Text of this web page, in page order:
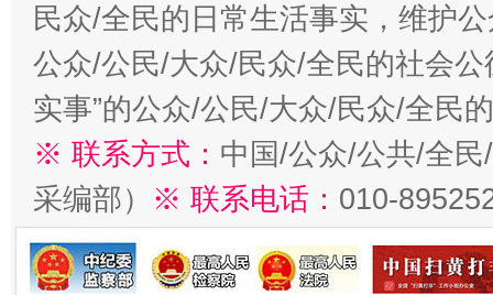
民众/全民的日常生活事实，维护
公众/公民/大众/民众/全民的社会公
实事”的公众/公民/大众/民众/全民
※ 联系方式： 中国/公众/公共/全
采编部） ※ 联系电话： 010-